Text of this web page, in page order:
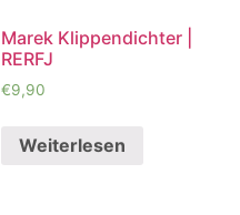
Marek Klippendichter |
RERFJ
€9,90
Weiterlesen